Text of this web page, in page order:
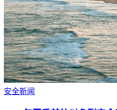
安全新闻